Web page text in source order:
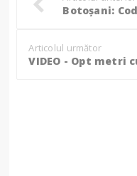
Articolul următor